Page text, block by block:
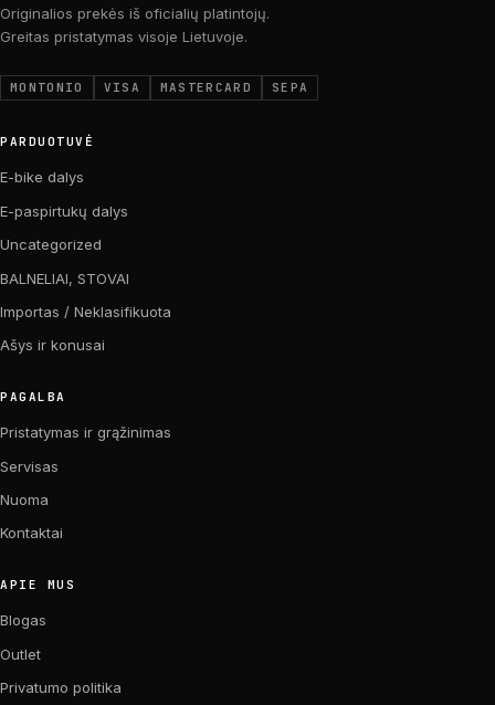
Originalios prekės iš oficialių platintojų.
Greitas pristatymas visoje Lietuvoje.
MONTONIO VISA MASTERCARD SEPA
PARDUOTUVĖ
E-bike dalys
E-paspirtukų dalys
Uncategorized
BALNELIAI, STOVAI
Importas / Neklasifikuota
Ašys ir konusai
PAGALBA
Pristatymas ir grąžinimas
Servisas
Nuoma
Kontaktai
APIE MUS
Blogas
Outlet
Privatumo politika